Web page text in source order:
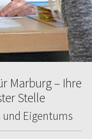
Marburg – Ihre
Stelle
und Eigentums